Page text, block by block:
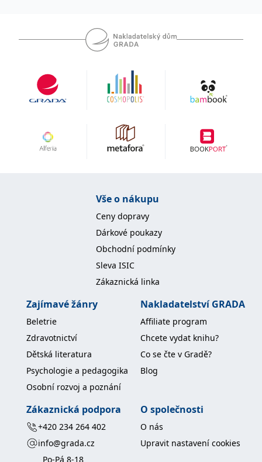
Vše o nákupu
Ceny dopravy
Dárkové poukazy
Obchodní podmínky
Sleva ISIC
Zákaznická linka
Zajímavé žánry
Beletrie
Zdravotnictví
Dětská literatura
Psychologie a pedagogika
Osobní rozvoj a poznání
Nakladatelství GRADA
Affiliate program
Chcete vydat knihu?
Co se čte v Gradě?
Blog
Zákaznická podpora
+420 234 264 402
info@grada.cz
Po-Pá 8-18
O společnosti
O nás
Upravit nastavení cookies